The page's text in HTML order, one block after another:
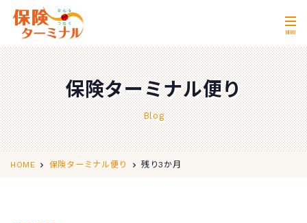
MENU
ホーム Home
私たちの強み Our Strength
無料相談 Consultation
取扱保険会社 Insurance Companies
保険ターミナル便り
Blog
HOME 保険ターミナル便り 残り3か月